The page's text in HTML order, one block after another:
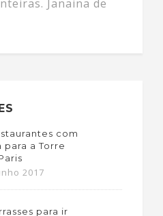
Janaina de
com
para a Torre
2017
para ir